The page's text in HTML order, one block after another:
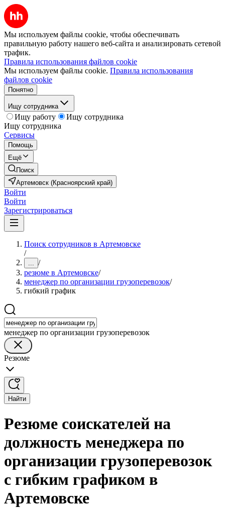
Мы используем файлы cookie, чтобы обеспечивать
правильную работу нашего веб-сайта и анализировать сетевой
трафик.
Правила использования файлов cookie
Мы используем файлы cookie. Правила использования
файлов cookie
Понятно
Ищу сотрудника
Ищу работу
Ищу сотрудника
Ищу сотрудника
Сервисы
Помощь
Ещё
Поиск
Артемовск (Красноярский край)
Войти
Войти
Зарегистрироваться
Поиск сотрудников в Артемовске
/
... /
резюме в Артемовске/
менеджер по организации грузоперевозок/
гибкий график
менеджер по организации грузоперевозок
Резюме
Найти
Резюме соискателей на
должность менеджера по
организации грузоперевозок
с гибким графиком в
Артемовске